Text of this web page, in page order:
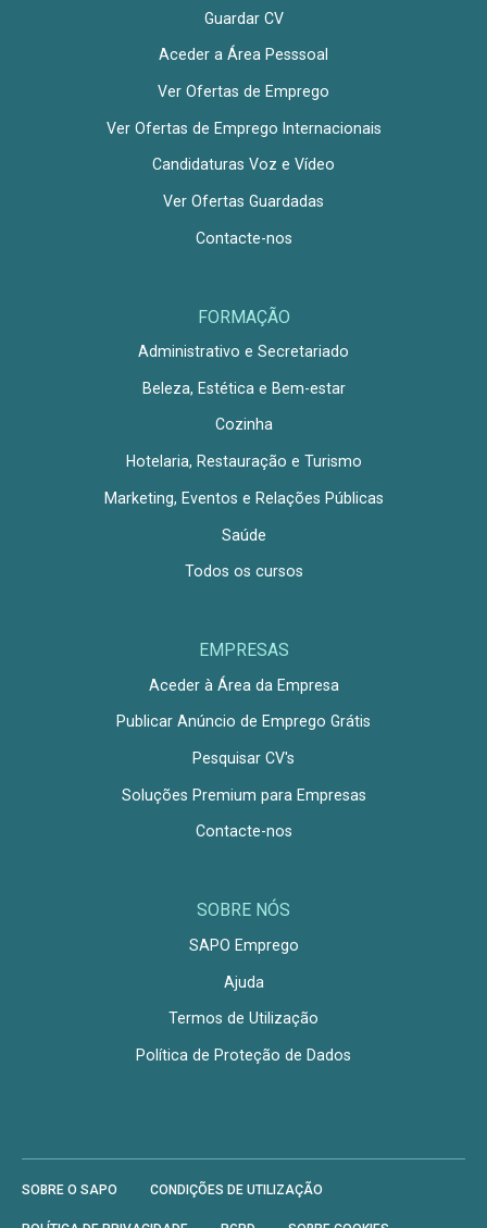
Guardar CV
Aceder a Área Pesssoal
Ver Ofertas de Emprego
Ver Ofertas de Emprego Internacionais
Candidaturas Voz e Vídeo
Ver Ofertas Guardadas
Contacte-nos
FORMAÇÃO
Administrativo e Secretariado
Beleza, Estética e Bem-estar
Cozinha
Hotelaria, Restauração e Turismo
Marketing, Eventos e Relações Públicas
Saúde
Todos os cursos
EMPRESAS
Aceder à Área da Empresa
Publicar Anúncio de Emprego Grátis
Pesquisar CV's
Soluções Premium para Empresas
Contacte-nos
SOBRE NÓS
SAPO Emprego
Ajuda
Termos de Utilização
Política de Proteção de Dados
SOBRE O SAPO CONDIÇÕES DE UTILIZAÇÃO